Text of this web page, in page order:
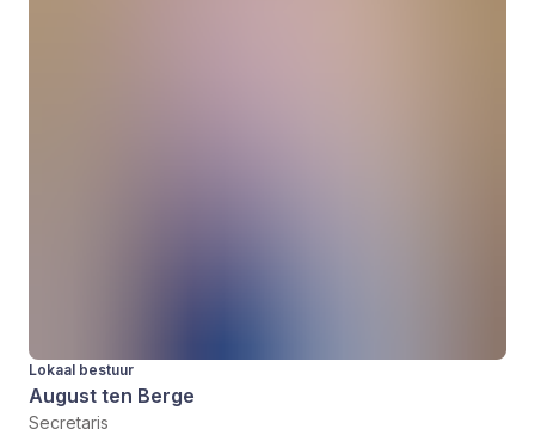
Lokaal bestuur
August ten Berge
Secretaris